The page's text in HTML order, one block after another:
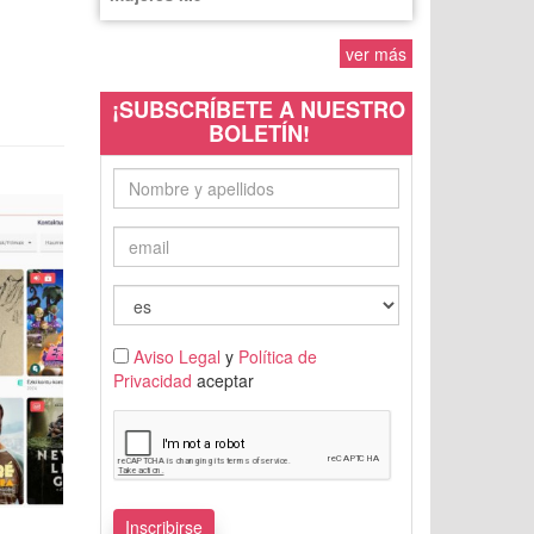
ver más
¡SUBSCRÍBETE A NUESTRO
BOLETÍN!
Aviso Legal y Política de
Privacidad aceptar